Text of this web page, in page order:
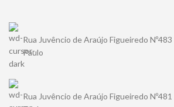
Rua Juvêncio de Araújo Figueiredo
Paulo
Rua Juvêncio de Araújo Figueiredo